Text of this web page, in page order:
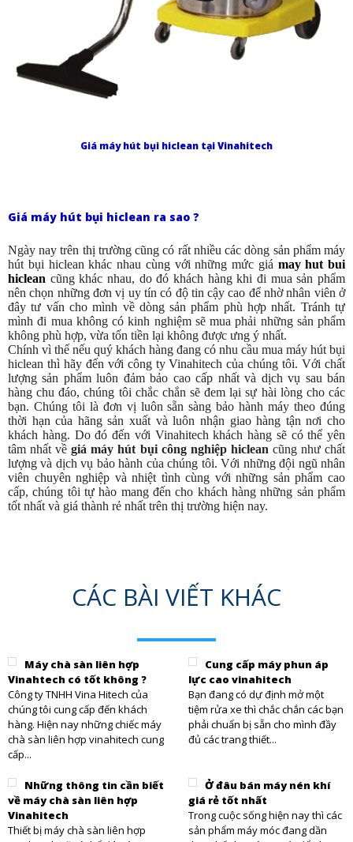
Giá máy hút bụi hiclean tại Vinahitech
Giá máy hút bụi hiclean ra sao ?
Ngày nay trên thị trường cũng có rất nhiều các dòng sản phẩm máy
hút bụi hiclean khác nhau cùng với những mức giá may hut bui
hiclean cũng khác nhau, do đó khách hàng khi đi mua sản phẩm
nên chọn những đơn vị uy tín có độ tin cậy cao để nhờ nhân viên ở
đây tư vấn cho mình về dòng sản phẩm phù hợp nhất. Tránh tự
mình đi mua không có kinh nghiệm sẽ mua phải những sản phẩm
không phù hợp, vừa tốn tiền lại không được ưng ý nhất.
Chính vì thế nếu quý khách hàng đang có nhu cầu mua máy hút bụi
hiclean thì hãy đến với công ty Vinahitech của chúng tôi. Với chất
lượng sản phẩm luôn đảm bảo cao cấp nhất và dịch vụ sau bán
hàng chu đáo, chúng tôi chắc chắn sẽ đem lại sự hài lòng cho các
bạn. Chúng tôi là đơn vị luôn sẵn sàng bảo hành máy theo đúng
thời hạn của hãng sản xuất và luôn nhận giao hàng tận nơi cho
khách hàng. Do đó đến với Vinahitech khách hàng sẽ có thể yên
tâm nhất về giá máy hút bụi công nghiệp hiclean cũng như chất
lượng và dịch vụ bảo hành của chúng tôi. Với những đội ngũ nhân
viên chuyên nghiệp và nhiệt tình cùng với những sản phẩm cao
cấp, chúng tôi tự hào mang đến cho khách hàng những sản phẩm
tốt nhất và giá thành rẻ nhất trên thị trường hiện nay.
CÁC BÀI VIẾT KHÁC
Máy chà sàn liên hợp
Vinahtech có tốt không ?
Công ty TNHH Vina Hitech của
chúng tôi cung cấp đến khách
hàng. Hiện nay những chiếc máy
chà sàn liên hợp vinahitech cung
cấp...
Cung cấp máy phun áp
lực cao vinahitech
Bạn đang có dự định mở một
tiệm rửa xe thì chắc chắn các bạn
phải chuẩn bị sẵn cho mình đầy
đủ các trang thiết...
Những thông tin cần biết
về máy chà sàn liên hợp
Vinahitech
Thiết bị máy chà sàn liên hợp
Ở đâu bán máy nén khí
giá rẻ tốt nhất
Trong cuộc sống hiện nay thì các
sản phẩm máy móc đang dần